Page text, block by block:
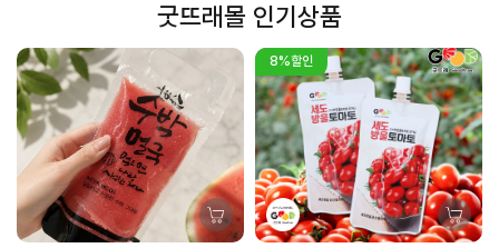
굿뜨래몰 인기상품
8%할인